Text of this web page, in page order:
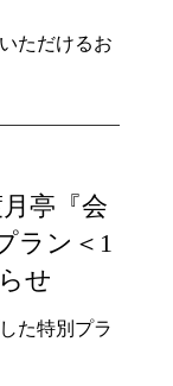
ただけるお
亭『会
ラン＜1
せ
た特別プラ